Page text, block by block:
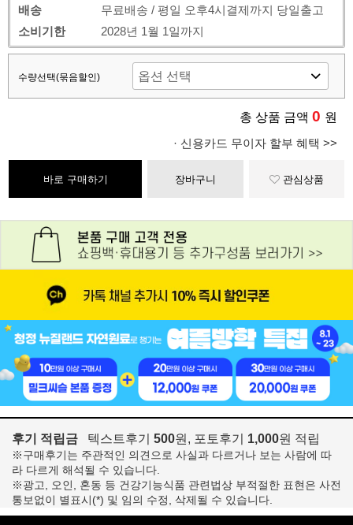
배송
무료배송 / 평일 오후4시결제까지 당일출고
소비기한
2028년 1월 1일까지
수량선택(묶음할인)
총 상품 금액 0 원
· 신용카드 무이자 할부 혜택 >>
바로 구매하기 장바구니 관심상품
후기 적립금 텍스트후기 500원, 포토후기 1,000원 적립
※구매후기는 주관적인 의견으로 사실과 다르거나 보는 사람에 따
라 다르게 해석될 수 있습니다.
※광고, 오인, 혼동 등 건강기능식품 관련법상 부적절한 표현은 사전
통보없이 별표시(*) 및 임의 수정, 삭제될 수 있습니다.